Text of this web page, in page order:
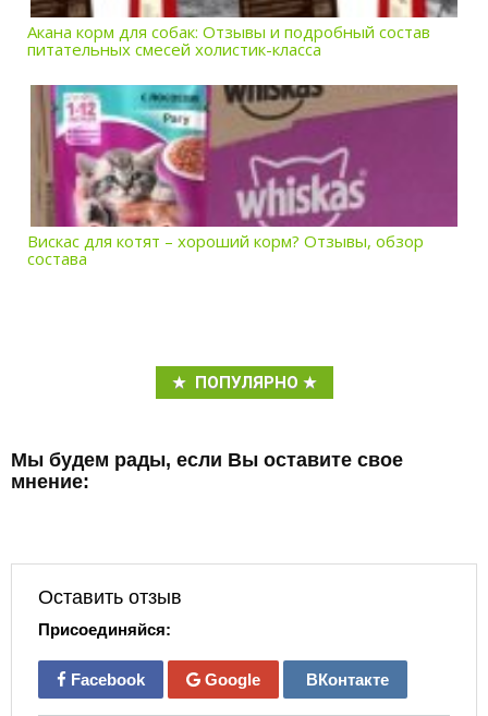
Акана корм для собак: Отзывы и подробный состав
питательных смесей холистик-класса
Вискас для котят – хороший корм? Отзывы, обзор
состава
ПОПУЛЯРНО
Мы будем рады, если Вы оставите свое
мнение:
Оставить отзыв
Присоединяйся:
Facebook Google ВКонтакте